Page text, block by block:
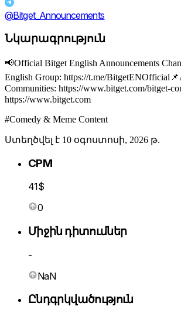
@Bitget_Announcements
Նկարագրություն
📢Official Bitget English Announcements
English Group: https://t.me/
Communities: https://www.bitget.com/bitget-
https://www.bitget.com
#Comedy & Meme Content
Ստեղծվել է 10 օգոստոսի, 2026 թ.
CPM
41$
0
Միջին դիտումներ
-
NaN
Ընդգրկվածություն